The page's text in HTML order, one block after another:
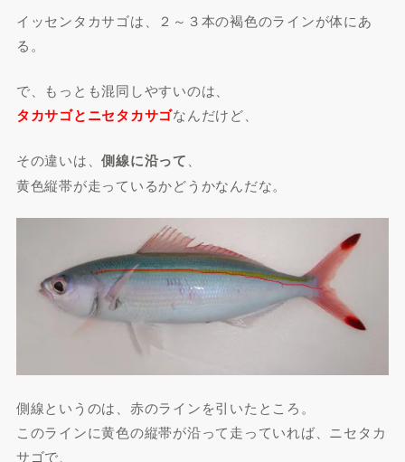
イッセンタカサゴは、２～３本の褐色のラインが体にあ
る。
で、もっとも混同しやすいのは、
タカサゴとニセタカサゴなんだけど、
その違いは、側線に沿って
黄色縦帯が走っているかどうかなんだな。
側線というのは、赤のラインを引いたところ。
このラインに黄色の縦帯が沿って走っていれば、ニセタカ
サゴで、